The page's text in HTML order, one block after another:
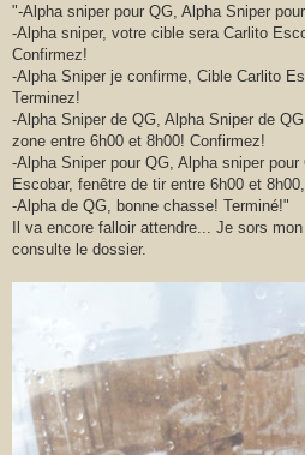
"-Alpha sniper pour QG, Alpha Sniper
-Alpha sniper, votre cible sera Carlito
Confirmez!
-Alpha Sniper je confirme, Cible Carlito
Terminez!
-Alpha Sniper de QG, Alpha Sniper de
zone entre 6h00 et 8h00! Confirmez!
-Alpha Sniper pour QG, Alpha sniper
Escobar, fenêtre de tir entre 6h00 et
-Alpha de QG, bonne chasse! Terminé!"
Il va encore falloir attendre... Je sors
consulte le dossier.